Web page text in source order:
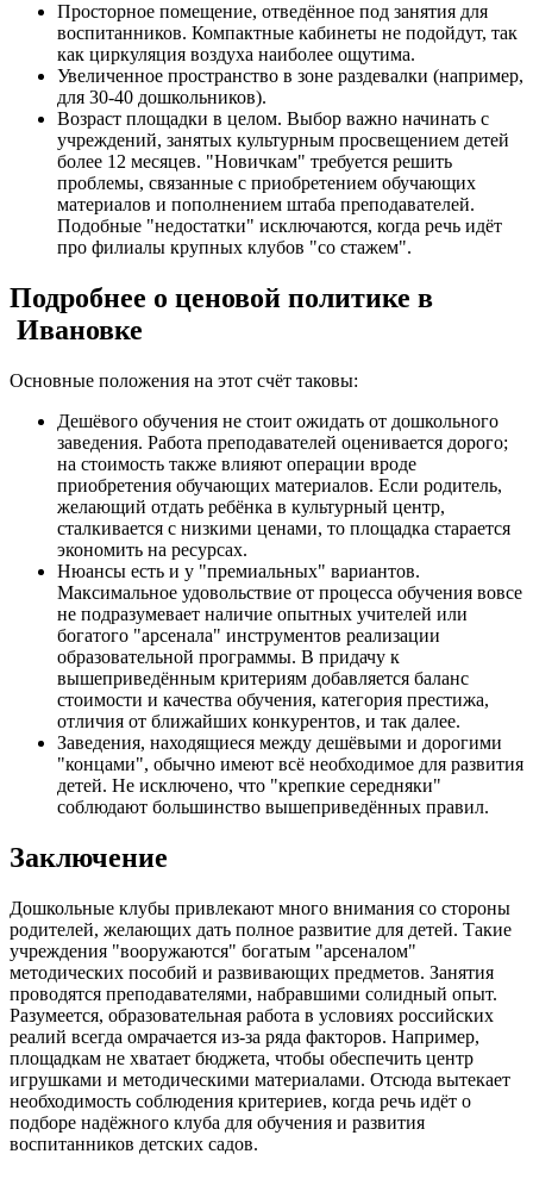
Просторное помещение, отведённое под занятия для
воспитанников. Компактные кабинеты не подойдут, так
как циркуляция воздуха наиболее ощутима.
Увеличенное пространство в зоне раздевалки (например,
для 30-40 дошкольников).
Возраст площадки в целом. Выбор важно начинать с
учреждений, занятых культурным просвещением детей
более 12 месяцев. "Новичкам" требуется решить
проблемы, связанные с приобретением обучающих
материалов и пополнением штаба преподавателей.
Подобные "недостатки" исключаются, когда речь идёт
про филиалы крупных клубов "со стажем".
Подробнее о ценовой политике в
Ивановке
Основные положения на этот счёт таковы:
Дешёвого обучения не стоит ожидать от дошкольного
заведения. Работа преподавателей оценивается дорого;
на стоимость также влияют операции вроде
приобретения обучающих материалов. Если родитель,
желающий отдать ребёнка в культурный центр,
сталкивается с низкими ценами, то площадка старается
экономить на ресурсах.
Нюансы есть и у "премиальных" вариантов.
Максимальное удовольствие от процесса обучения вовсе
не подразумевает наличие опытных учителей или
богатого "арсенала" инструментов реализации
образовательной программы. В придачу к
вышеприведённым критериям добавляется баланс
стоимости и качества обучения, категория престижа,
отличия от ближайших конкурентов, и так далее.
Заведения, находящиеся между дешёвыми и дорогими
"концами", обычно имеют всё необходимое для развития
детей. Не исключено, что "крепкие середняки"
соблюдают большинство вышеприведённых правил.
Заключение
Дошкольные клубы привлекают много внимания со стороны
родителей, желающих дать полное развитие для детей. Такие
учреждения "вооружаются" богатым "арсеналом"
методических пособий и развивающих предметов. Занятия
проводятся преподавателями, набравшими солидный опыт.
Разумеется, образовательная работа в условиях российских
реалий всегда омрачается из-за ряда факторов. Например,
площадкам не хватает бюджета, чтобы обеспечить центр
игрушками и методическими материалами. Отсюда вытекает
необходимость соблюдения критериев, когда речь идёт о
подборе надёжного клуба для обучения и развития
воспитанников детских садов.